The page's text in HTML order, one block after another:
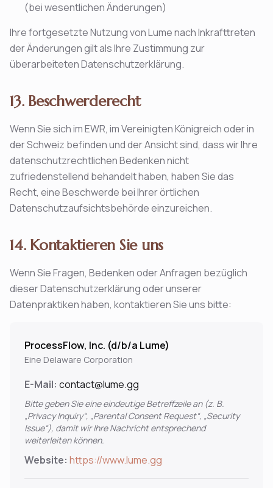
(bei wesentlichen Änderungen)
Ihre fortgesetzte Nutzung von Lume nach Inkrafttreten
der Änderungen gilt als Ihre Zustimmung zur
überarbeiteten Datenschutzerklärung.
13. Beschwerderecht
Wenn Sie sich im EWR, im Vereinigten Königreich oder in
der Schweiz befinden und der Ansicht sind, dass wir Ihre
datenschutzrechtlichen Bedenken nicht
zufriedenstellend behandelt haben, haben Sie das
Recht, eine Beschwerde bei Ihrer örtlichen
Datenschutzaufsichtsbehörde einzureichen.
14. Kontaktieren Sie uns
Wenn Sie Fragen, Bedenken oder Anfragen bezüglich
dieser Datenschutzerklärung oder unserer
Datenpraktiken haben, kontaktieren Sie uns bitte:
ProcessFlow, Inc. (d/b/a Lume)
Eine Delaware Corporation
E-Mail: contact@lume.gg
Bitte geben Sie eine eindeutige Betreffzeile an (z. B.
„Privacy Inquiry“, „Parental Consent Request“, „Security
Issue“), damit wir Ihre Nachricht entsprechend
weiterleiten können.
Website: https://www.lume.gg